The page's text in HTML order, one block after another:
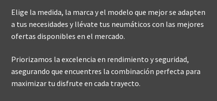
Elige la medida, la marca y el modelo que mejor se adapten
a tus necesidades y llévate tus neumáticos con las mejores
ofertas disponibles en el mercado.
Priorizamos la excelencia en rendimiento y seguridad,
asegurando que encuentres la combinación perfecta para
maximizar tu disfrute en cada trayecto.